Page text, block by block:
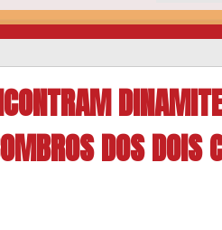
DOS DOIS